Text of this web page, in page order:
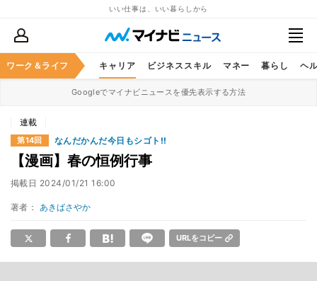
いい仕事は、いい暮らしから
ワーク＆ライフ キャリア ビジネススキル マネー 暮らし ヘ
Googleでマイナビニュースを優先表示する方法
連載
第14回 なんだかんだ今日もシゴト!!
【漫画】春の恒例行事
掲載日 2024/01/21 16:00
著者： あきばさやか
URLをコピー